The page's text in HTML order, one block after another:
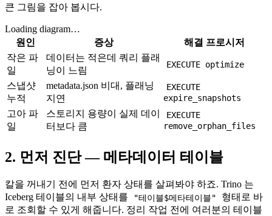
큰 그림을 잡아 봅시다.
Loading diagram…
원인
증상
해결 프로시저
작은 파
일
데이터는 적은데 쿼리 플래
닝이 느림
EXECUTE optimize
스냅샷
누적
metadata.json 비대, 플래닝
지연
EXECUTE
expire_snapshots
고아 파
일
스토리지 용량이 실제 데이
터보다 큼
EXECUTE
remove_orphan_files
2. 먼저 진단 — 메타데이터 테이블
칼을 꺼내기 전에 먼저 환자 상태를 살펴봐야 하죠. Trino 는
Iceberg 테이블의 내부 상태를
"테이블$메타테이블"
형태로 바
로 조회할 수 있게 해줍니다. 정리 작업 전에 여러분의 테이블